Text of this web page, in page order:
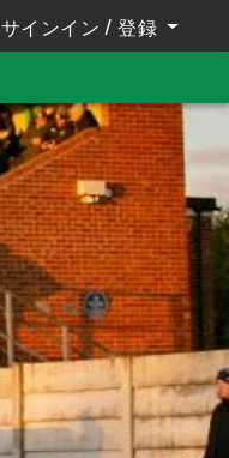
サインイン / 登録